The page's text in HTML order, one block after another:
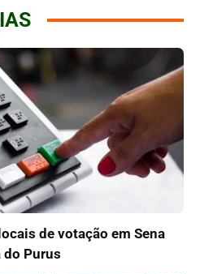
de votação em Sena
do Purus